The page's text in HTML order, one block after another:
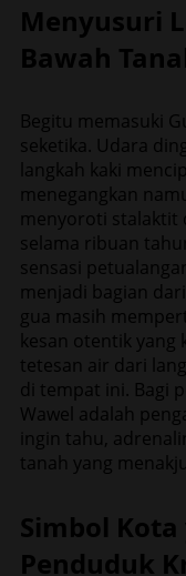
Menyusuri
Bawah
Begitu memasuki
seketika. Udara
langkah kaki
menegangkan
menyoroti stalaktit
selama ribuan
sensasi
menjadi bagian
gua masih
kesan otentik yang
tetesan air dari
di tempat ini. Bagi
Wawel adalah
ingin tahu,
tanah yang
Simbol
Penduduk